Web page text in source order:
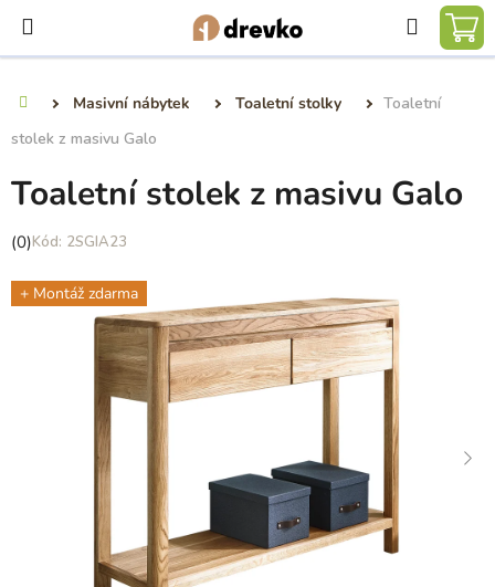
obsah
Hledat
Masivní nábytek Toaletní stolky
Toaletní
stolek z masivu Galo
Toaletní stolek z masivu Galo
Průměrné
produktu
je
(0) 2SGIA23
+ Montáž zdarma